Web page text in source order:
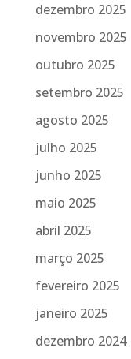
dezembro 2025
novembro 2025
outubro 2025
setembro 2025
agosto 2025
julho 2025
junho 2025
maio 2025
abril 2025
março 2025
fevereiro 2025
janeiro 2025
dezembro 2024